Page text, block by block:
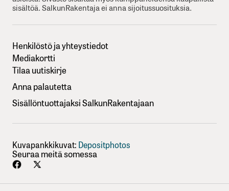
sisältöä. SalkunRakentaja ei anna sijoitussuosituksia.
Henkilöstö ja yhteystiedot
Mediakortti
Tilaa uutiskirje
Anna palautetta
Sisällöntuottajaksi SalkunRakentajaan
Kuvapankkikuvat: Depositphotos
Seuraa meitä somessa